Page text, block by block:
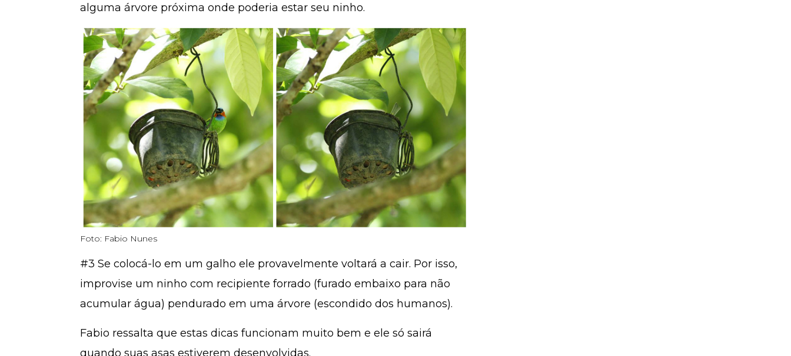
alguma árvore próxima onde poderia estar seu ninho.
Foto: Fabio Nunes
#3 Se colocá-lo em um galho ele provavelmente voltará a cair. Por isso,
improvise um ninho com recipiente forrado (furado embaixo para não
acumular água) pendurado em uma árvore (escondido dos humanos).
Fabio ressalta que estas dicas funcionam muito bem e ele só sairá
quando suas asas estiverem desenvolvidas.